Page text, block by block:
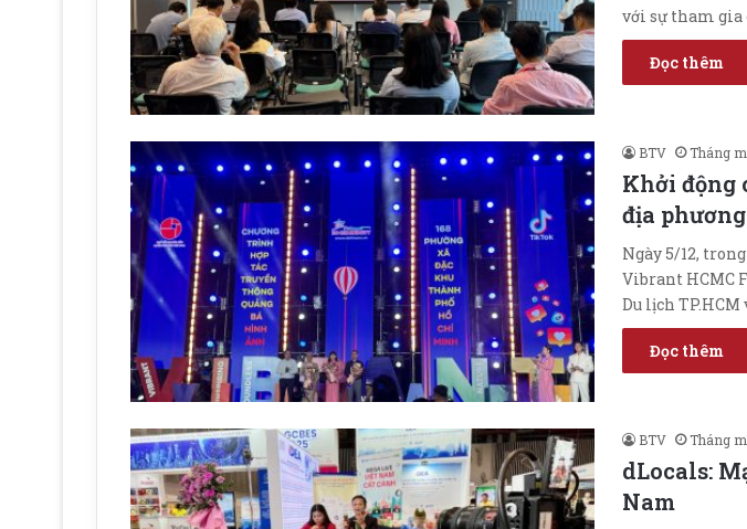
với sự tham gia
Đọc thêm
BTV Tháng
Khởi động
địa
Ngày 5/12,
Vibrant HCMC
Du lịch
Đọc thêm
BTV Tháng
dLocals:
Nam